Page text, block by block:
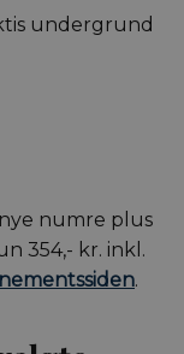
undergrund
numre plus
354,- kr. inkl.
.
Udløb
Beskrivelse
måned
Udløb
Beskrivelse
5
Dette er en
/ Domæne